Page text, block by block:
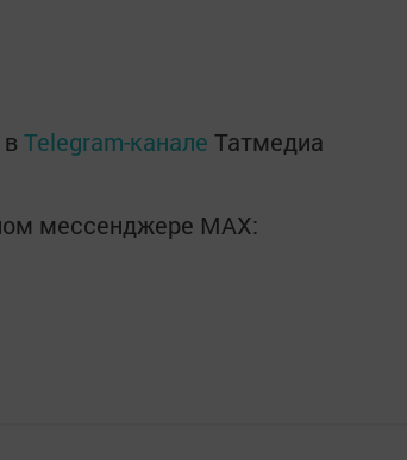
Telegram-канале Татмедиа
мессенджере MАХ: